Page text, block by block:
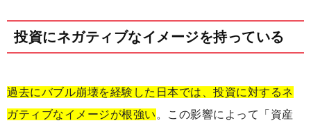
投資にネガティブなイメージを持っている
過去にバブル崩壊を経験した日本では、投資に対するネ
ガティブなイメージが根強い 。この影響によって「資産